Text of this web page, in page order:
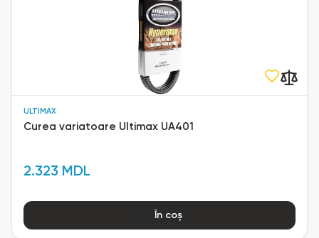
ULTIMAX
Curea variatoare Ultimax UA401
2.323 MDL
În coș